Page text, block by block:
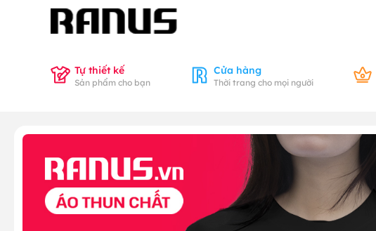
Tự thiết kế
Sản phẩm cho bạn
Cửa hàng
Thời trang cho mọi người